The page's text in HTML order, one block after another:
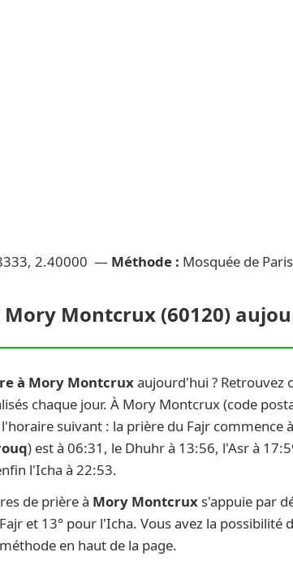
2.40000 — Méthode : Mosquée de
Montcrux (60120)
à Mory Montcruxaujourd'hui ? Retrouvez
chaque jour. À Mory Montcrux (code
suivant : la prière du Fajr
) est à 06:31, le Dhuhr à 13:56, l'Asr à
l'Icha à 22:53.
de prière à Mory Montcrux s'appuie par
et 13° pour l'Icha. Vous avez la
en haut de la page.